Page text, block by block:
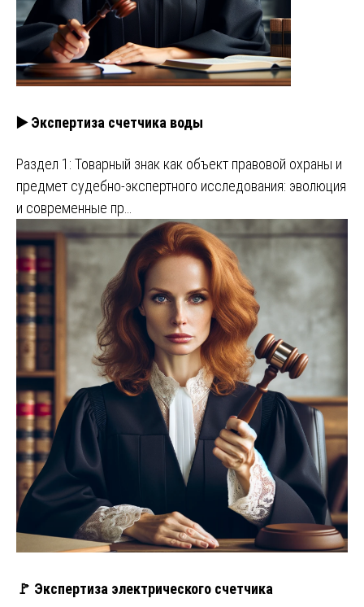
▶️ Экспертиза счетчика воды
Раздел 1: Товарный знак как объект правовой охраны и
предмет судебно-экспертного исследования: эволюция
и современные пр…
🚩 Экспертиза электрического счетчика